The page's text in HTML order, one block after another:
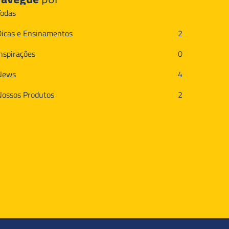
e Ensinamentos
2
0
4
Produtos
2